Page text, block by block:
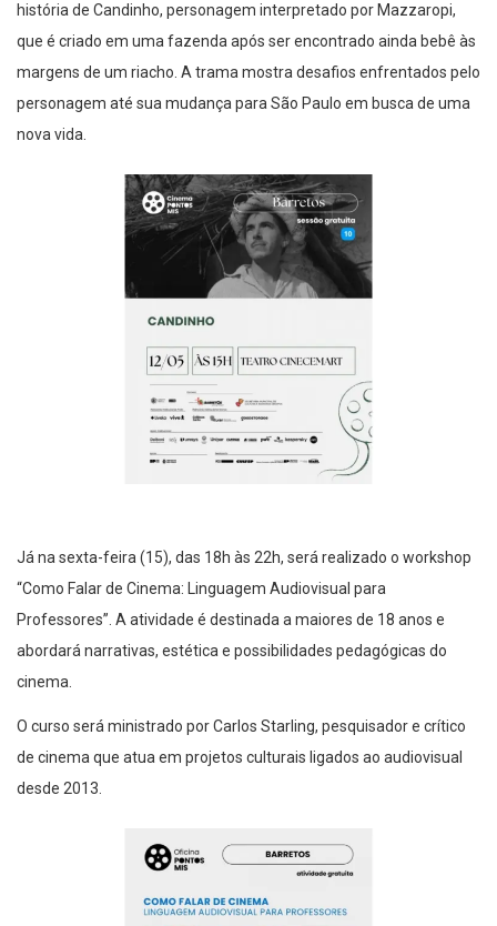
história de Candinho, personagem interpretado por Mazzaropi,
que é criado em uma fazenda após ser encontrado ainda bebê às
margens de um riacho. A trama mostra desafios enfrentados pelo
personagem até sua mudança para São Paulo em busca de uma
nova vida.
Já na sexta-feira (15), das 18h às 22h, será realizado o workshop
“Como Falar de Cinema: Linguagem Audiovisual para
Professores”. A atividade é destinada a maiores de 18 anos e
abordará narrativas, estética e possibilidades pedagógicas do
cinema.
O curso será ministrado por Carlos Starling, pesquisador e crítico
de cinema que atua em projetos culturais ligados ao audiovisual
desde 2013.